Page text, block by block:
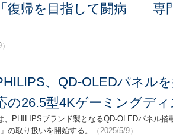
「復帰を目指して闘病」 専
、QD-OLEDパネル
の26.5型4Kゲーミングディ
、PHILIPSブランド製となるQD-OLEDパネル搭
の取り扱いを開始する。
（2025/5/9）